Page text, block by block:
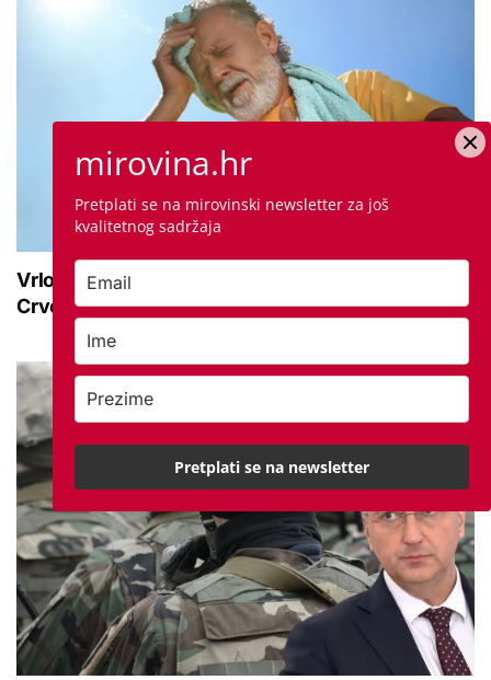
Vrlo velika opasnost od vrućine do kraja tjedna:
Crveno upozorenje vlada na ovom području
mirovina.hr
Pretplati se na mirovinski newsletter za još
kvalitetnog sadržaja
Pretplati se na newsletter